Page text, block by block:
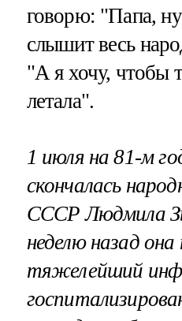
говорю: "Папа,
слышит весь
"А я хочу, чтобы
летала".
1 июля на 81-м
скончалась
СССР Людмила
неделю назад она
тяжелейший